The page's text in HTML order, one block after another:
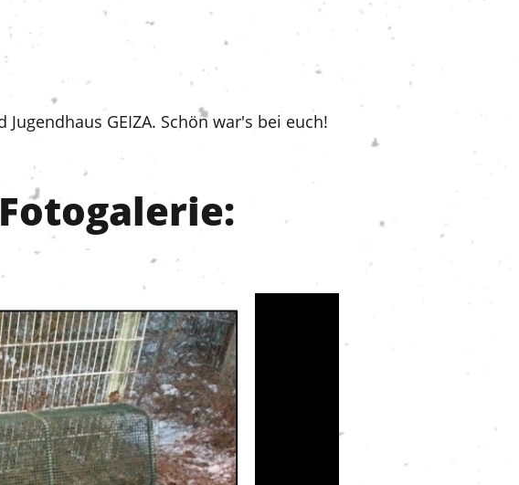
GEIZA. Schön war's bei euch!